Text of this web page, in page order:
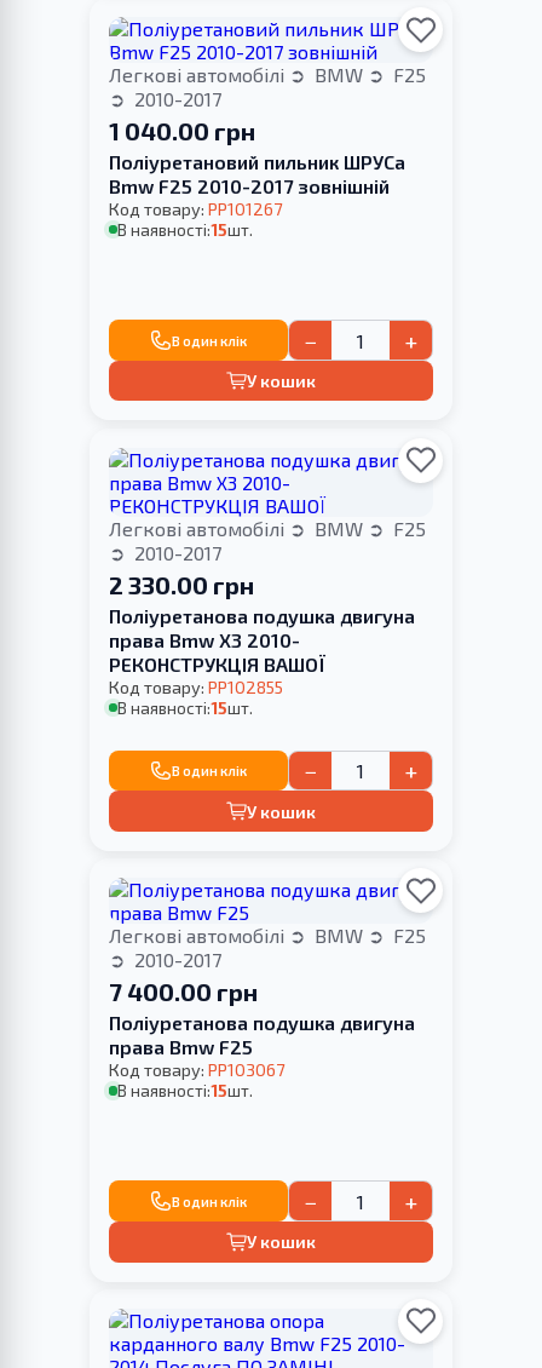
Легкові автомобілі BMW
F25
2010-2017
1 040.00 грн
Поліуретановий пильник ШРУСа
Bmw F25 2010-2017 зовнішній
Код товару: PP101267
В наявності:15шт.
В один клік − +
У кошик
Легкові автомобілі BMW
F25
2010-2017
2 330.00 грн
Поліуретанова подушка двигуна
права Bmw X3 2010-
РЕКОНСТРУКЦІЯ ВАШОЇ
Код товару: PP102855
В наявності:15шт.
В один клік − +
У кошик
Легкові автомобілі BMW
F25
2010-2017
7 400.00 грн
Поліуретанова подушка двигуна
права Bmw F25
Код товару: PP103067
В наявності:15шт.
В один клік − +
У кошик